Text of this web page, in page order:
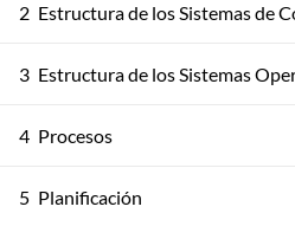
2 Estructura de los Sistemas de
3 Estructura de los Sistemas
4 Procesos
5 Planificación